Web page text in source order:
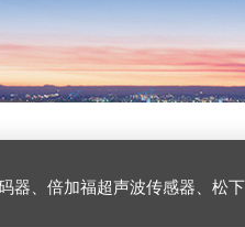
电机、施耐德TM3模块、巴鲁夫位移传感器、易福门流量传感器等产品。